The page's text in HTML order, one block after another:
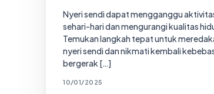
Nyeri sendi dapat mengganggu
sehari-hari dan mengurangi kualitas
Temukan langkah tepat untuk
nyeri sendi dan nikmati kembali
bergerak […]
10/01/2025